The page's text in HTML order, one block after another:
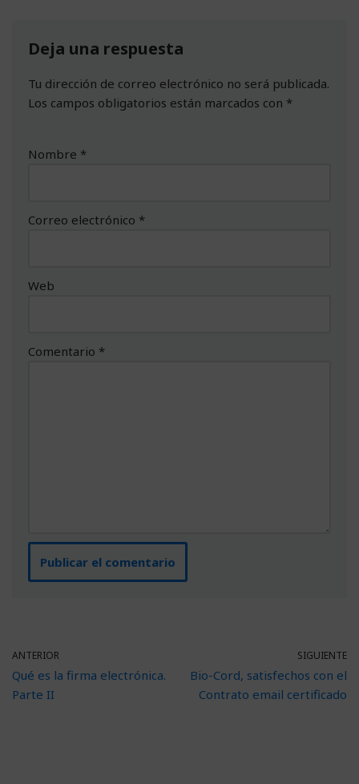
Deja una respuesta
Tu dirección de correo electrónico no será publicada.
Los campos obligatorios están marcados con *
Nombre *
Correo electrónico *
Web
Comentario *
ANTERIOR
Qué es la firma electrónica.
Parte II
SIGUIENTE
Bio-Cord, satisfechos con el
Contrato email certificado